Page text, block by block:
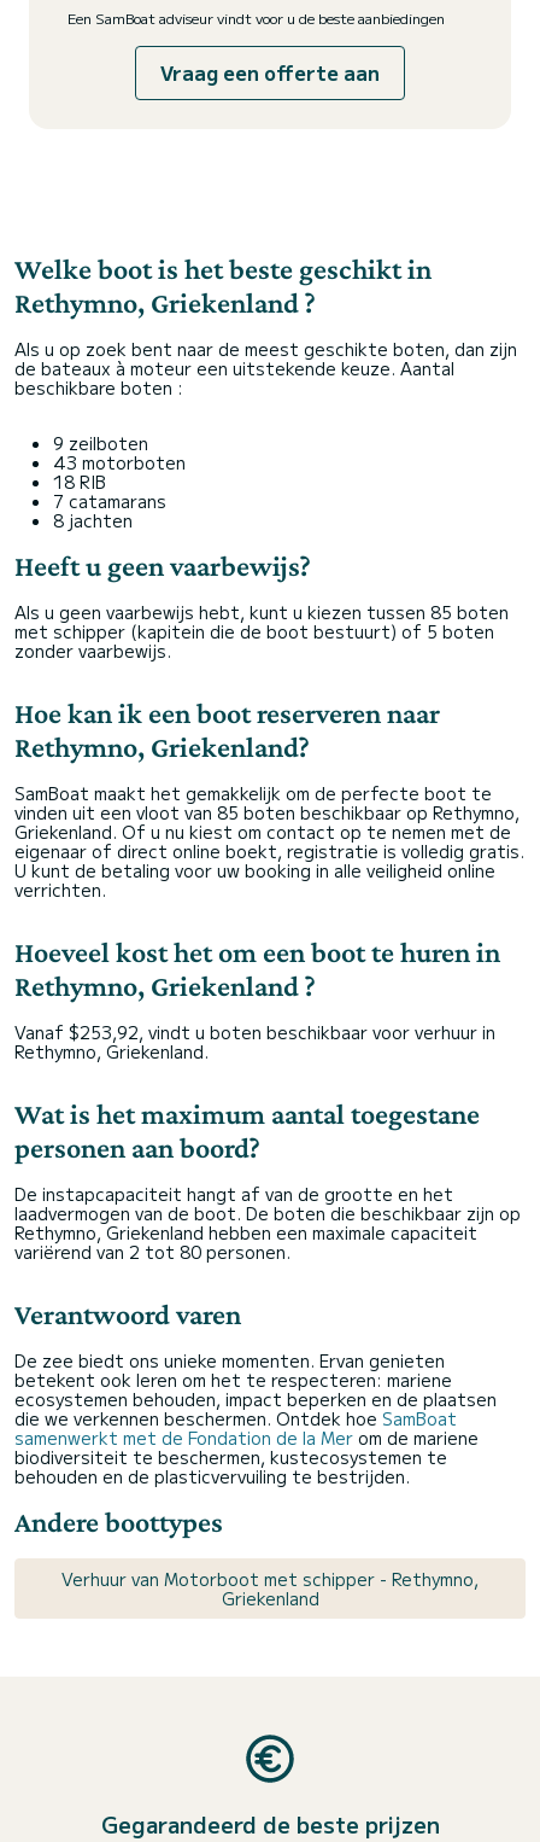
Een SamBoat adviseur vindt voor u de beste aanbiedingen
Vraag een offerte aan
Welke boot is het beste geschikt in
Rethymno, Griekenland ?
Als u op zoek bent naar de meest geschikte boten, dan zijn
de bateaux à moteur een uitstekende keuze. Aantal
beschikbare boten :
9 zeilboten
43 motorboten
18 RIB
7 catamarans
8 jachten
Heeft u geen vaarbewijs?
Als u geen vaarbewijs hebt, kunt u kiezen tussen 85 boten
met schipper (kapitein die de boot bestuurt) of 5 boten
zonder vaarbewijs.
Hoe kan ik een boot reserveren naar
Rethymno, Griekenland?
SamBoat maakt het gemakkelijk om de perfecte boot te
vinden uit een vloot van 85 boten beschikbaar op Rethymno,
Griekenland. Of u nu kiest om contact op te nemen met de
eigenaar of direct online boekt, registratie is volledig gratis.
U kunt de betaling voor uw booking in alle veiligheid online
verrichten.
Hoeveel kost het om een boot te huren in
Rethymno, Griekenland ?
Vanaf $253,92, vindt u boten beschikbaar voor verhuur in
Rethymno, Griekenland.
Wat is het maximum aantal toegestane
personen aan boord?
De instapcapaciteit hangt af van de grootte en het
laadvermogen van de boot. De boten die beschikbaar zijn op
Rethymno, Griekenland hebben een maximale capaciteit
variërend van 2 tot 80 personen.
Verantwoord varen
De zee biedt ons unieke momenten. Ervan genieten
betekent ook leren om het te respecteren: mariene
ecosystemen behouden, impact beperken en de plaatsen
die we verkennen beschermen. Ontdek hoe SamBoat
samenwerkt met de Fondation de la Mer om de mariene
biodiversiteit te beschermen, kustecosystemen te
behouden en de plasticvervuiling te bestrijden.
Andere boottypes
Verhuur van Motorboot met schipper - Rethymno,
Griekenland
Gegarandeerd de beste prijzen